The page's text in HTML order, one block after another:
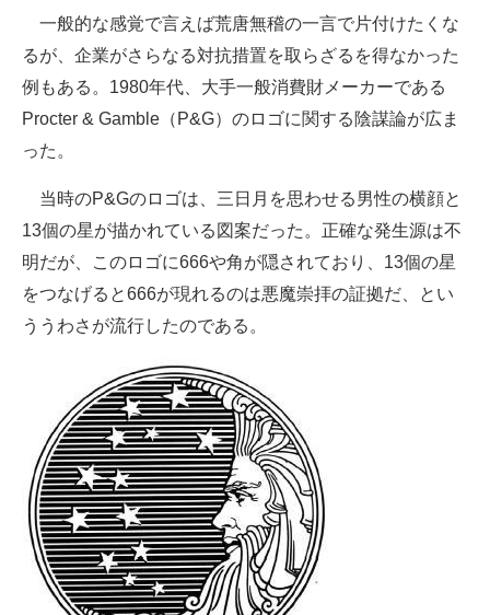
一般的な感覚で言えば荒唐無稽の一言で片付けたくな
るが、企業がさらなる対抗措置を取らざるを得なかった
例もある。1980年代、大手一般消費財メーカーである
Procter & Gamble（P&G）のロゴに関する陰謀論が広ま
った。
当時のP&Gのロゴは、三日月を思わせる男性の横顔と
13個の星が描かれている図案だった。正確な発生源は不
明だが、このロゴに666や角が隠されており、13個の星
をつなげると666が現れるのは悪魔崇拝の証拠だ、とい
ううわさが流行したのである。